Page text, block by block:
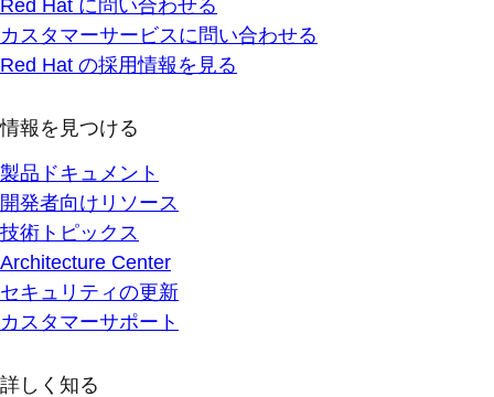
Red Hat に問い合わせる
カスタマーサービスに問い合わせる
Red Hat の採用情報を見る
情報を見つける
製品ドキュメント
開発者向けリソース
技術トピックス
Architecture Center
セキュリティの更新
カスタマーサポート
詳しく知る